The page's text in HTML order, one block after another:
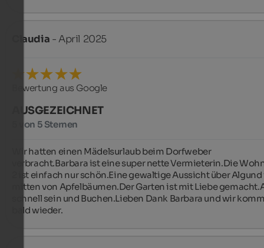
Claudia - April 2025
Bewertung aus Google
AUSGEZEICHNET
5 von 5 Sternen
Wir hatten einen Mädelsurlaub beim Dorfweber
verbracht.Barbara ist eine super nette Vermieterin.Die
2 ist einfach nur schön.Eine gewaltige Aussicht über Algund
mitten von Apfelbäumen.Der Garten ist mit Liebe
schnell sein und Buchen.Lieben Dank Barbara und wir
bald wieder.️️️️️